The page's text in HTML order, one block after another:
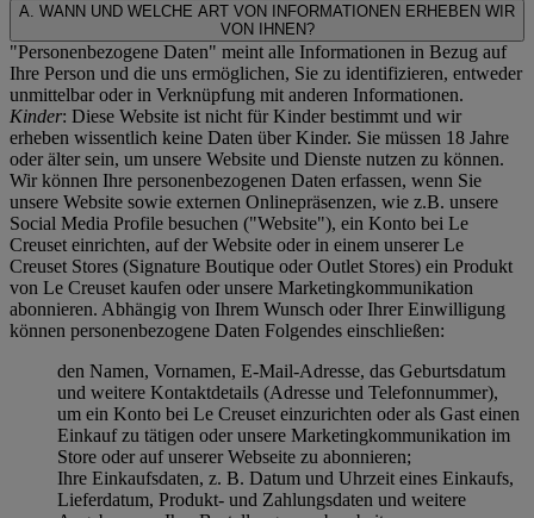
A. WANN UND WELCHE ART VON INFORMATIONEN ERHEBEN WIR
VON IHNEN?
"Personenbezogene Daten" meint alle Informationen in Bezug auf
Ihre Person und die uns ermöglichen, Sie zu identifizieren, entweder
unmittelbar oder in Verknüpfung mit anderen Informationen.
Kinder: Diese Website ist nicht für Kinder bestimmt und wir
erheben wissentlich keine Daten über Kinder. Sie müssen 18 Jahre
oder älter sein, um unsere Website und Dienste nutzen zu können.
Wir können Ihre personenbezogenen Daten erfassen, wenn Sie
unsere Website sowie externen Onlinepräsenzen, wie z.B. unsere
Social Media Profile besuchen ("Website"), ein Konto bei Le
Creuset einrichten, auf der Website oder in einem unserer Le
Creuset Stores (Signature Boutique oder Outlet Stores) ein Produkt
von Le Creuset kaufen oder unsere Marketingkommunikation
abonnieren. Abhängig von Ihrem Wunsch oder Ihrer Einwilligung
können personenbezogene Daten Folgendes einschließen:
den Namen, Vornamen, E-Mail-Adresse, das Geburtsdatum
und weitere Kontaktdetails (Adresse und Telefonnummer),
um ein Konto bei Le Creuset einzurichten oder als Gast einen
Einkauf zu tätigen oder unsere Marketingkommunikation im
Store oder auf unserer Webseite zu abonnieren;
Ihre Einkaufsdaten, z. B. Datum und Uhrzeit eines Einkaufs,
Lieferdatum, Produkt- und Zahlungsdaten und weitere